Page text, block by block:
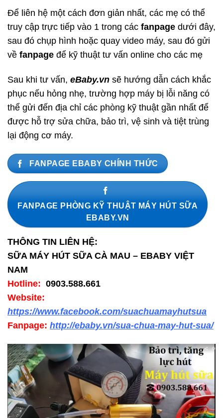
Để liên hệ một cách đơn giản nhất, các mẹ có thể
truy cập trực tiếp vào 1 trong các fanpage dưới đây,
sau đó chụp hình hoặc quay video máy, sau đó gửi
về fanpage để kỹ thuật tư vấn online cho các mẹ
Sau khi tư vấn, eBaby.vn sẽ hướng dẫn cách khắc
phục nếu hỏng nhẹ, trường hợp máy bị lỗi năng có
thể gửi đến địa chỉ các phòng kỹ thuật gần nhất để
được hỗ trợ sửa chữa, bảo trì, vệ sinh và tiệt trùng
lại động cơ máy.
FANPAGE EBABY CHÍNH THỨC
FANPAGE PHÒNG KỸ THUẬT MÁY HÚT SỮA
EBABY.VN
THÔNG TIN LIÊN HỆ:
SỮA MÁY HÚT SỮA CÀ MAU – EBABY VIỆT
NAM
Hotline: 0903.588.661
Website:
https://www.facebook.com/suachuamayhutsua
Fanpage: http://ebaby.vn/sua-chua-may-hut-sua/